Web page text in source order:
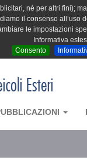
né per altri fini);
il consenso
le impostazioni
Informativa
Consento